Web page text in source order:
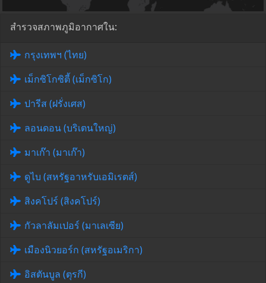
สำรวจสภาพภูมิอากาศใน:
กรุงเทพฯ (ไทย)
เม็กซิโกซิตี้ (เม็กซิโก)
ปารีส (ฝรั่งเศส)
ลอนดอน (บริเตนใหญ่)
มาเก๊า (มาเก๊า)
ดูไบ (สหรัฐอาหรับเอมิเรตส์)
สิงคโปร์ (สิงคโปร์)
กัวลาลัมเปอร์ (มาเลเซีย)
เมืองนิวยอร์ก (สหรัฐอเมริกา)
อิสตันบูล (ตุรกี)